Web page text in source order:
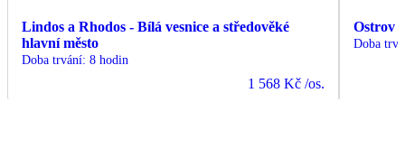
Lindos a Rhodos - Bílá vesnice a středověké
hlavní město
Doba trvání: 8 hodin
1 568 Kč /os.
Ostrov
Doba